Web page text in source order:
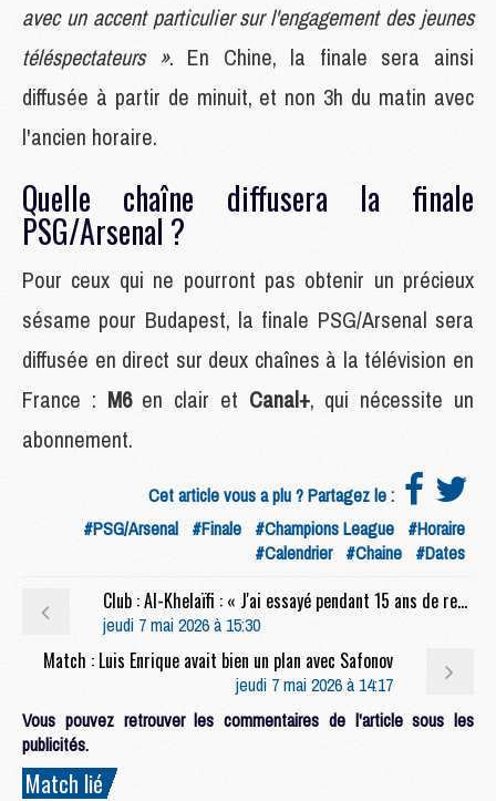
avec un accent particulier sur l'engagement des jeunes
téléspectateurs ». En Chine, la finale sera ainsi
diffusée à partir de minuit, et non 3h du matin avec
l'ancien horaire.
Quelle chaîne diffusera la finale
PSG/Arsenal ?
Pour ceux qui ne pourront pas obtenir un précieux
sésame pour Budapest, la finale PSG/Arsenal sera
diffusée en direct sur deux chaînes à la télévision en
France : M6 en clair et Canal+, qui nécessite un
abonnement.
Cet article vous a plu ? Partagez le :
#PSG/Arsenal #Finale #Champions League #Horaire
#Calendrier #Chaine #Dates
Club : Al-Khelaïfi : « J'ai essayé pendant 15 ans de recruter Luis Enrique »
jeudi 7 mai 2026 à 15:30
Match : Luis Enrique avait bien un plan avec Safonov
jeudi 7 mai 2026 à 14:17
Vous pouvez retrouver les commentaires de l'article sous les
publicités.
Match lié